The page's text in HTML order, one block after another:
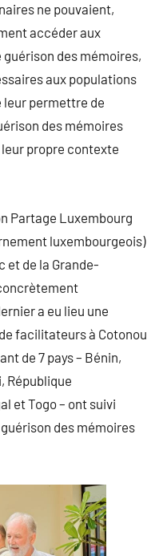
ne pouvaient,
accéder aux
des mémoires,
aux populations
leur permettre de
des mémoires
propre contexte
Partage Luxembourg
luxembourgeois)
et de la Grande-
a eu lieu une
facilitateurs à Cotonou
de 7 pays – Bénin,
République
et Togo – ont suivi
des mémoires